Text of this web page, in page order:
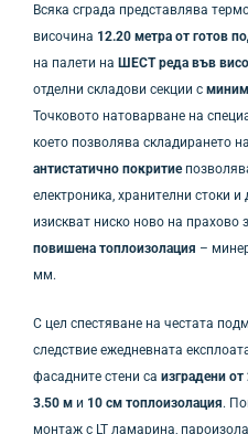
Всяка сграда представлява
височина 12.20 метра от готов
на палети на ШЕСТ реда във
отделни складови секции с
Точковото натоварване на
което позволява складирането
антистатично покритие
електроника, хранителни стоки
изискват ниско ново на прахово
повишена топлоизолация –
мм.
С цел спестяване на честата
следствие ежедневната
фасадните стени са изградени
3.50 м и 10 см топлоизолация.
монтаж с LT ламарина,